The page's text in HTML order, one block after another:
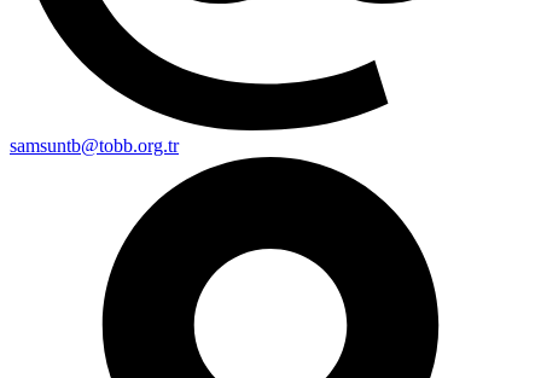
samsuntb@tobb.org.tr